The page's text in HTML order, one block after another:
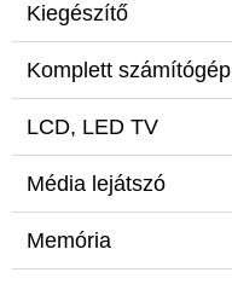
Kiegészítő
Komplett számítógép
LCD, LED TV
Média lejátszó
Memória